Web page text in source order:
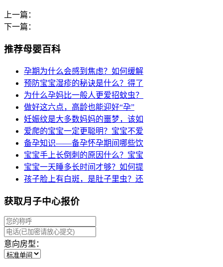
上一篇：
下一篇：
推荐母婴百科
孕期为什么会感到焦虑？如何缓解
预防宝宝湿疹的秘诀是什么？得了
为什么孕妈比一般人更爱招蚊虫？
做好这六点，高龄也能迎好“孕”
妊娠纹是大多数妈妈的噩梦，该如
爱爬的宝宝一定更聪明？宝宝不爱
备孕知识——备孕怀孕期间哪些饮
宝宝手上长倒刺的原因什么？宝宝
宝宝一天睡多长时间才够？如何提
孩子脸上有白斑，是肚子里虫？还
获取月子中心报价
意向房型：